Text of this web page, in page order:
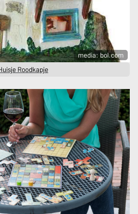
media: bol.com
Roodkapje